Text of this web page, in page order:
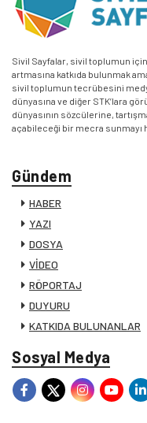
Sivil Sayfalar, sivil toplumun
artmasına katkıda bulunmak
sivil toplumun tecrübesini
dünyasına ve diğer STK’lara
dünyasının sözcülerine,
açabileceği bir mecra sunmayı
Gündem
HABER
YAZI
DOSYA
VİDEO
RÖPORTAJ
DUYURU
KATKIDA BULUNANLAR
Sosyal Medya